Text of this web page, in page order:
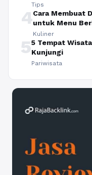
Tips
4Cara Membuat
untuk Menu
Kuliner
55 Tempat
Kunjungi
Pariwisata